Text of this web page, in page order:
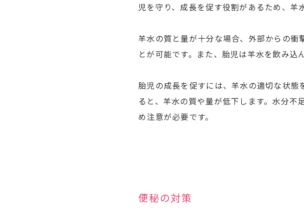
児を守り、成長を促す役割があるため、羊
羊水の質と量が十分な場合、外部からの
とが可能です。また、胎児は羊水を飲み込
胎児の成長を促すには、羊水の適切な状
ると、羊水の質や量が低下します。水分
め注意が必要です。
便秘の対策